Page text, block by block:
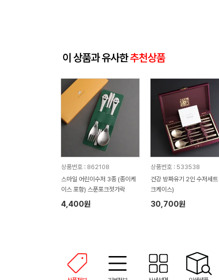
이 상품과 유사한추천상품
상품번호 : 862108
스마일 어린이수저 3종 (종이케
이스 포함) 스푼포크젓가락
4,400원
상품번호 : 533538
건강 방짜유기 2인 수저세트 (실
크케이스)
30,700원